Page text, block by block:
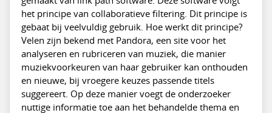
het principe van collaboratieve filtering. Dit principe is
gebaat bij veelvuldig gebruik. Hoe werkt dit principe?
Velen zijn bekend met Pandora, een site voor het
analyseren en rubriceren van muziek, die manier
muziekvoorkeuren van haar gebruiker kan onthouden
en nieuwe, bij vroegere keuzes passende titels
suggereert. Op deze manier voegt de onderzoeker
nuttige informatie toe aan het behandelde thema en